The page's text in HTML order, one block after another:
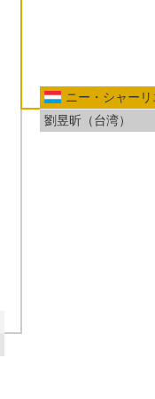
ニー・シャーリ
劉昱昕（台湾）